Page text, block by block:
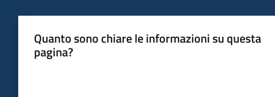
Quanto sono chiare le informazioni su questa
pagina?